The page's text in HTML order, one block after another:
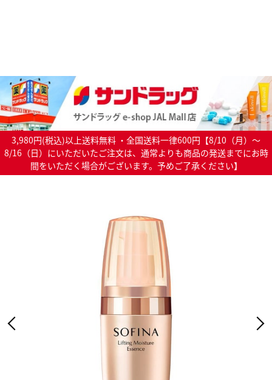
3,980円(税込)以上送料無料 ・全国送料一律600円【8/10（月）～
8/16（日）にいただいたご注文は、通常よりも商品の発送までにお時
間をいただく場合がございます。予めご了承ください】